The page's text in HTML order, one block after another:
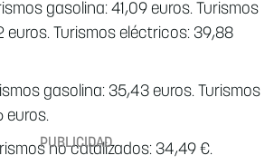
gasolina: 41,09 euros. Turismos
euros. Turismos eléctricos: 39,88
gasolina: 35,43 euros. Turismos
euros.
no catalizados: 34,49 €.